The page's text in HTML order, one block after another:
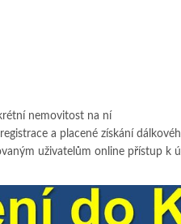
nemovitost na ní
a placené získání
uživatelům online přístup k